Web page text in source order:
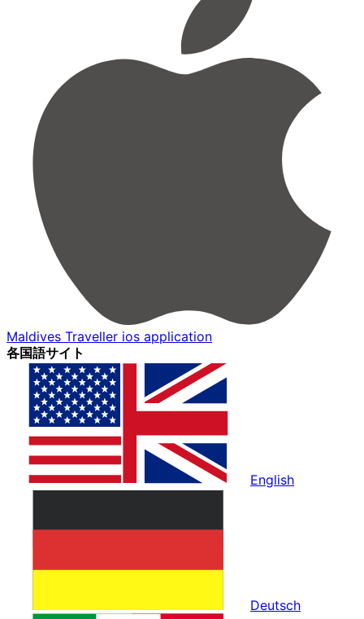
Maldives Traveller ios application
各国語サイト
English
Deutsch